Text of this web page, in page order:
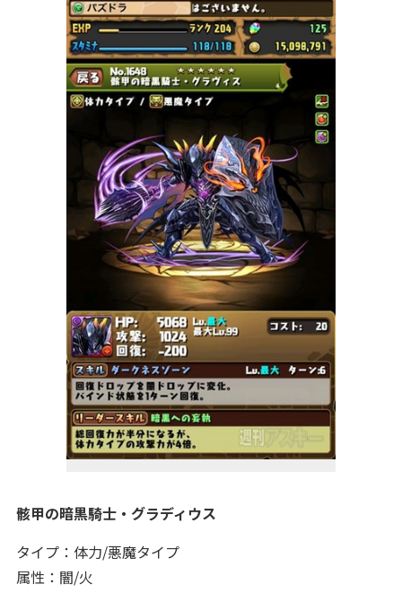
骸甲の暗黒騎士・グラディウス
タイプ：体力/悪魔タイプ
属性：闇/火